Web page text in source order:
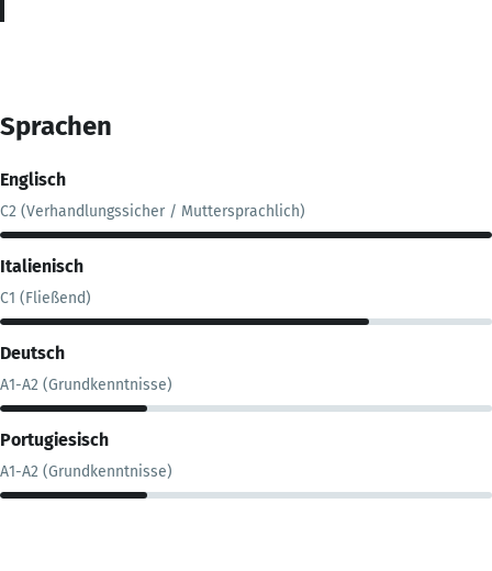
Sprachen
Englisch
C2 (Verhandlungssicher / Muttersprachlich)
Italienisch
C1 (Fließend)
Deutsch
A1-A2 (Grundkenntnisse)
Portugiesisch
A1-A2 (Grundkenntnisse)